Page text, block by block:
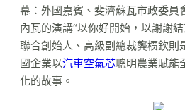
幕：外國嘉賓、斐濟蘇瓦市政委員
內瓦的演講“以你好開始，以謝謝
聯合創始人、高級副總裁龔槚欽則
國企業以汽車空氣芯聰明農業賦能
化的故事。